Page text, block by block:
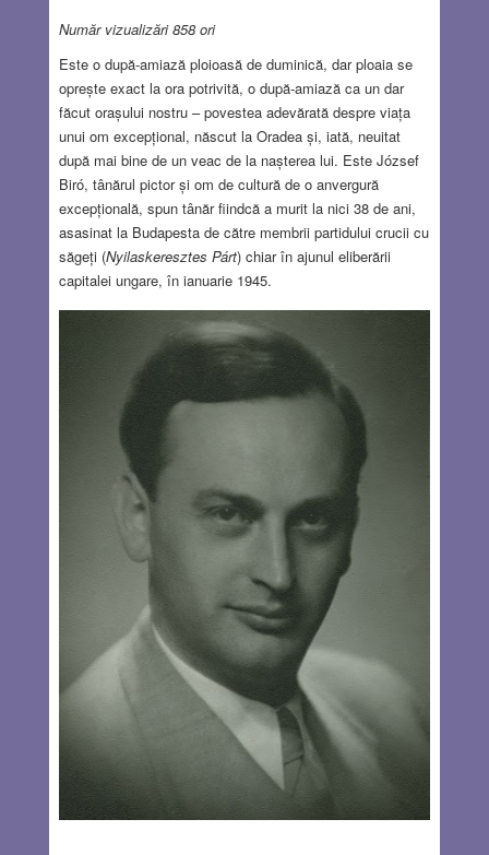
Număr vizualizări 858 ori
Este o după-amiază ploioasă de duminică, dar ploaia se
oprește exact la ora potrivită, o după-amiază ca un dar
făcut orașului nostru – povestea adevărată despre viața
unui om excepțional, născut la Oradea și, iată, neuitat
după mai bine de un veac de la nașterea lui. Este József
Biró, tânărul pictor și om de cultură de o anvergură
excepțională, spun tânăr fiindcă a murit la nici 38 de ani,
asasinat la Budapesta de către membrii partidului crucii cu
săgeți (Nyilaskeresztes Párt) chiar în ajunul eliberării
capitalei ungare, în ianuarie 1945.